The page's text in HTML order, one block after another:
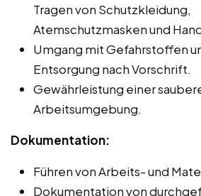
Tragen von Schutzkleidung,
Atemschutzmasken und
Umgang mit Gefahrstoffen
Entsorgung nach Vorschrift.
Gewährleistung einer
Arbeitsumgebung.
Dokumentation:
Führen von Arbeits- und
Dokumentation von